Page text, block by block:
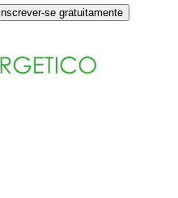
Inscrever-se gratuitamente